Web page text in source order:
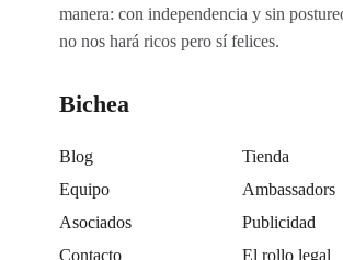
manera: con independencia y sin
no nos hará ricos pero sí felices.
Bichea
Blog
Tienda
Equipo
Ambassadors
Asociados
Publicidad
Contacto
El rollo legal